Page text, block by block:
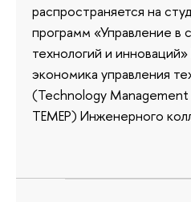
распространяется на
программ «Управление в
технологий и
экономика управления
(Technology Management
TEMEP) Инженерного